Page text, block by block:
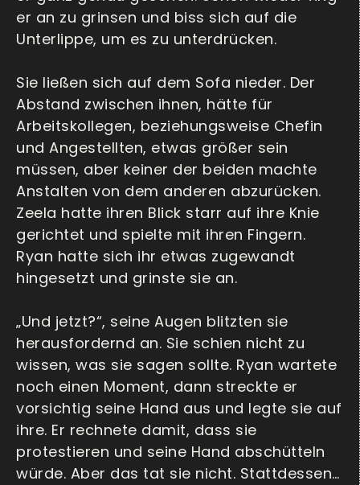
er an zu grinsen und biss sich auf die
Unterlippe, um es zu unterdrücken.
Sie ließen sich auf dem Sofa nieder. Der
Abstand zwischen ihnen, hätte für
Arbeitskollegen, beziehungsweise Chefin
und Angestellten, etwas größer sein
müssen, aber keiner der beiden machte
Anstalten von dem anderen abzurücken.
Zeela hatte ihren Blick starr auf ihre Knie
gerichtet und spielte mit ihren Fingern.
Ryan hatte sich ihr etwas zugewandt
hingesetzt und grinste sie an.
„Und jetzt?“, seine Augen blitzten sie
herausfordernd an. Sie schien nicht zu
wissen, was sie sagen sollte. Ryan wartete
noch einen Moment, dann streckte er
vorsichtig seine Hand aus und legte sie auf
ihre. Er rechnete damit, dass sie
protestieren und seine Hand abschütteln
würde. Aber das tat sie nicht. Stattdessen…